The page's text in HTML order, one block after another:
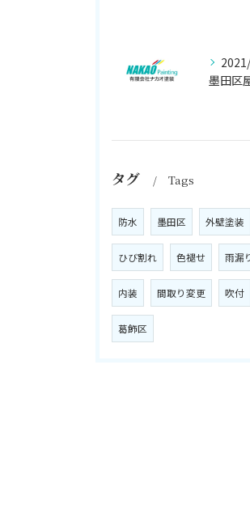
タグ Tags
防水 墨田区 外壁塗装
ひび割れ 色褪せ 雨漏
内装 間取り変更 吹付
葛飾区